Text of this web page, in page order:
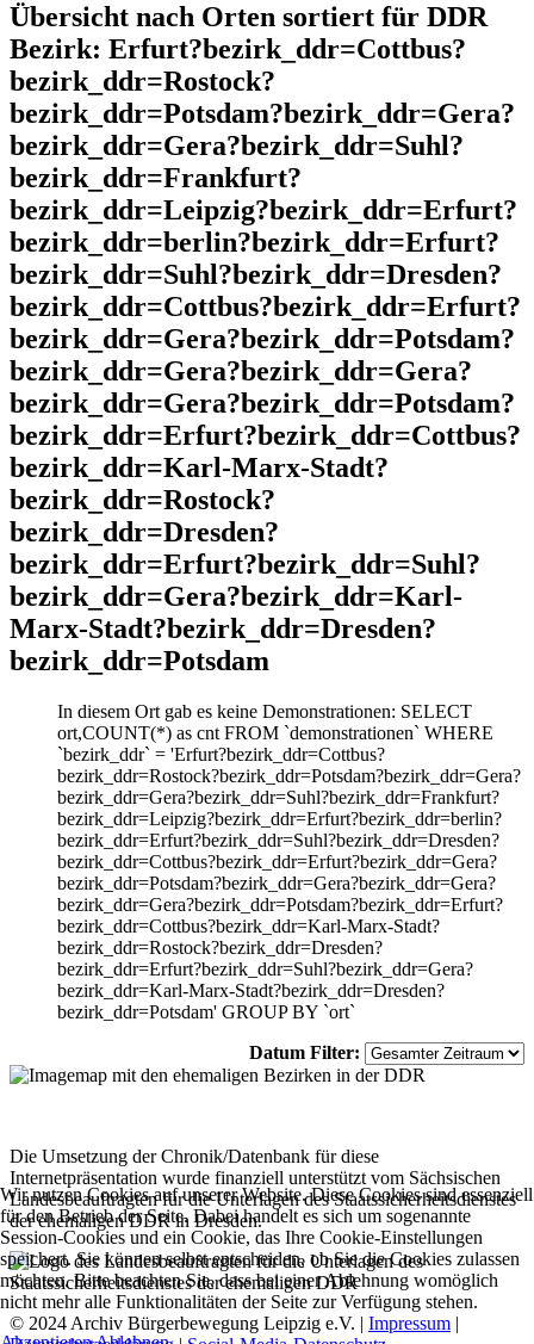
Übersicht nach Orten sortiert für DDR
Bezirk: Erfurt?bezirk_ddr=Cottbus?
bezirk_ddr=Rostock?
bezirk_ddr=Potsdam?bezirk_ddr=Gera?
bezirk_ddr=Gera?bezirk_ddr=Suhl?
bezirk_ddr=Frankfurt?
bezirk_ddr=Leipzig?bezirk_ddr=Erfurt?
bezirk_ddr=berlin?bezirk_ddr=Erfurt?
bezirk_ddr=Suhl?bezirk_ddr=Dresden?
bezirk_ddr=Cottbus?bezirk_ddr=Erfurt?
bezirk_ddr=Gera?bezirk_ddr=Potsdam?
bezirk_ddr=Gera?bezirk_ddr=Gera?
bezirk_ddr=Gera?bezirk_ddr=Potsdam?
bezirk_ddr=Erfurt?bezirk_ddr=Cottbus?
bezirk_ddr=Karl-Marx-Stadt?
bezirk_ddr=Rostock?
bezirk_ddr=Dresden?
bezirk_ddr=Erfurt?bezirk_ddr=Suhl?
bezirk_ddr=Gera?bezirk_ddr=Karl-
Marx-Stadt?bezirk_ddr=Dresden?
bezirk_ddr=Potsdam
In diesem Ort gab es keine Demonstrationen: SELECT
ort,COUNT(*) as cnt FROM `demonstrationen` WHERE
`bezirk_ddr` = 'Erfurt?bezirk_ddr=Cottbus?
bezirk_ddr=Rostock?bezirk_ddr=Potsdam?bezirk_ddr=Gera?
bezirk_ddr=Gera?bezirk_ddr=Suhl?bezirk_ddr=Frankfurt?
bezirk_ddr=Leipzig?bezirk_ddr=Erfurt?bezirk_ddr=berlin?
bezirk_ddr=Erfurt?bezirk_ddr=Suhl?bezirk_ddr=Dresden?
bezirk_ddr=Cottbus?bezirk_ddr=Erfurt?bezirk_ddr=Gera?
bezirk_ddr=Potsdam?bezirk_ddr=Gera?bezirk_ddr=Gera?
bezirk_ddr=Gera?bezirk_ddr=Potsdam?bezirk_ddr=Erfurt?
bezirk_ddr=Cottbus?bezirk_ddr=Karl-Marx-Stadt?
bezirk_ddr=Rostock?bezirk_ddr=Dresden?
bezirk_ddr=Erfurt?bezirk_ddr=Suhl?bezirk_ddr=Gera?
bezirk_ddr=Karl-Marx-Stadt?bezirk_ddr=Dresden?
bezirk_ddr=Potsdam' GROUP BY `ort`
Datum Filter:
Die Umsetzung der Chronik/Datenbank für diese
Internetpräsentation wurde finanziell unterstützt vom Sächsischen
Landesbeauftragten für die Unterlagen des Staatssicherheitsdienstes
der ehemaligen DDR in Dresden.
© 2024 Archiv Bürgerbewegung Leipzig e.V. | Impressum |
Wir nutzen Cookies auf unserer Website. Diese Cookies sind essenziell
für den Betrieb der Seite. Dabei handelt es sich um sogenannte
Session-Cookies und ein Cookie, das Ihre Cookie-Einstellungen
speichert. Sie können selbst entscheiden, ob Sie die Cookies zulassen
möchten. Bitte beachten Sie, dass bei einer Ablehnung womöglich
nicht mehr alle Funktionalitäten der Seite zur Verfügung stehen.